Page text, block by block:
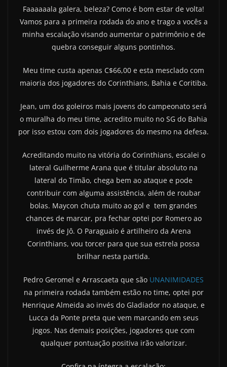
Faaaaaala galera, beleza? Como é bom estar de volta!
Vamos para a primeira rodada do ano e trago a vocês a
minha escalação visando aumentar o patrimônio e de
quebra conseguir alguns pontinhos.
Meu time custa apenas C$66,00 e esta mesclado com
maioria dos jogadores do Corinthians, Bahia e Coritiba.
Jean, um dos goleiros mais jovens do campeonato será
o muralha do meu time, acredito muito no SG do Bahia
por isso estou com dois jogadores do mesmo na defesa.
Acreditando muito na vitória do Corinthians, escalei o
lateral Guilherme Arana que é titular absoluto na
lateral do Timão, chega bem ao ataque e pode
contribuir com alguma assistência, além de roubar
bolas. Maycon chuta muito ao gol e tem grandes
chances de marcar, pra fechar optei por Romero ao
invés de Jô. O Paraguaio é artilheiro da Arena
Corinthians, vou torcer para que sua estrela possa
brilhar nesta partida.
Pedro Geromel e Arrascaeta que são UNANIMIDADES
na primeira rodada também estão no time, optei por
Henrique Almeida ao invés do Gladiador no ataque, e
Lucca da Ponte preta que vem marcando em seus
jogos. Nas demais posições, jogadores que com
qualquer pontuação positiva irão valorizar.